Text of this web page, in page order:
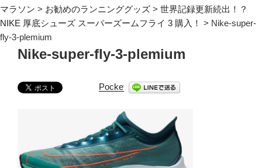
マラソン > お勧めのランニンググッズ > 世界記録更新続出！？
NIKE 厚底シューズ スーパーズームフライ 3 購入！ > Nike-super-
fly-3-plemium
Nike-super-fly-3-plemium
Pocket